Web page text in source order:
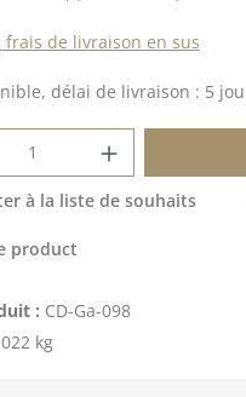
frais de livraison en sus
délai de livraison : 5
de produit :
à la liste de souhaits
product
: CD-Ga-098
kg